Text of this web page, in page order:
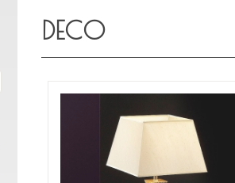
ЗДЕСЬ
DECO